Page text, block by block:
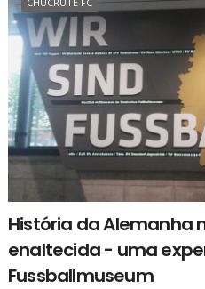
História da Alemanha
enaltecida - uma
Fussballmuseum